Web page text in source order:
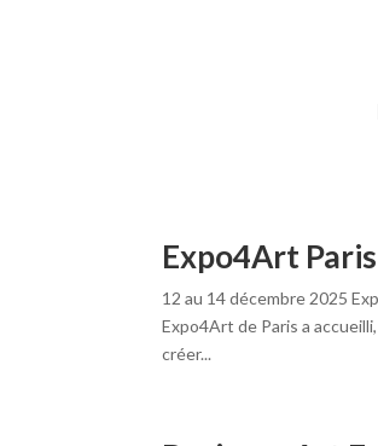
Expo4Art
12 au 14 décembre 2025
Expo4Art de Paris a
créer...